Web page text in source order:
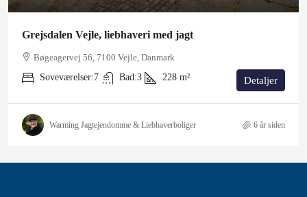
Grejsdalen Vejle, liebhaveri med jagt
Bøgeagervej 56, 7100 Vejle, Danmark
Soveværelser:7 Bad:3 228 m² Detaljer
Warming Jagtejendomme & Liebhaverboliger 6 år siden